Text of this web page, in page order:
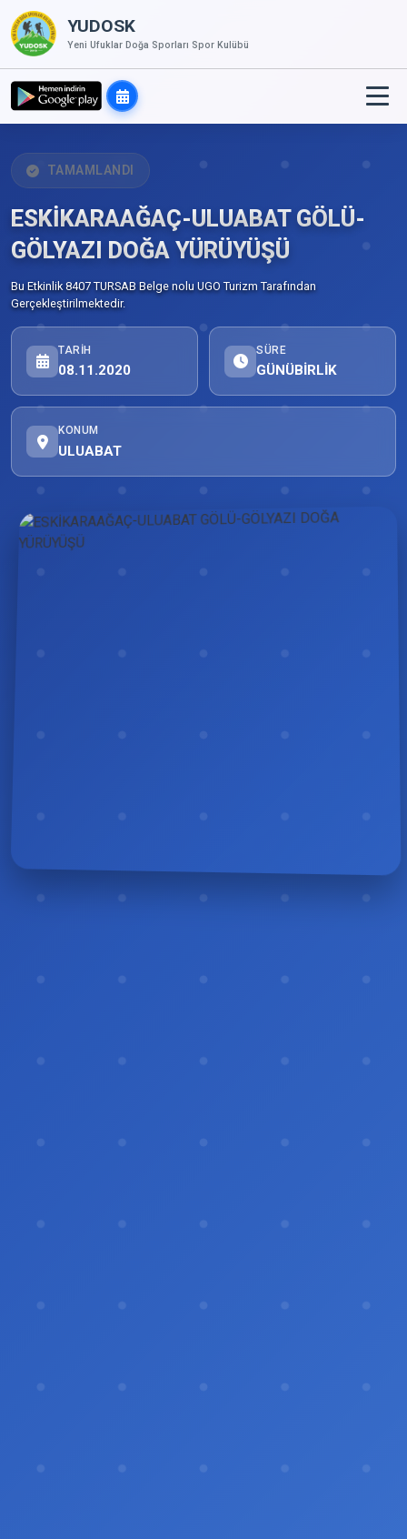
YUDOSK
Yeni Ufuklar Doğa Sporları Spor Kulübü
TAMAMLANDI
ESKİKARAAĞAÇ-ULUABAT GÖLÜ-
GÖLYAZI DOĞA YÜRÜYÜŞÜ
Bu Etkinlik 8407 TURSAB Belge nolu UGO Turizm Tarafından
Gerçekleştirilmektedir.
TARIH
08.11.2020
SÜRE
GÜNÜBİRLİK
KONUM
ULUABAT